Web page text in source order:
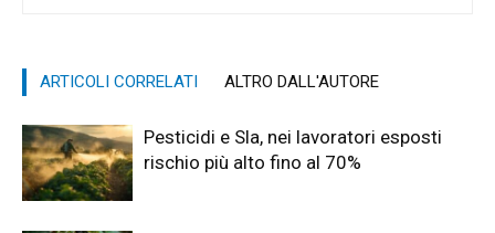
ARTICOLI CORRELATI ALTRO DALL'AUTORE
Pesticidi e Sla, nei lavoratori esposti
rischio più alto fino al 70%